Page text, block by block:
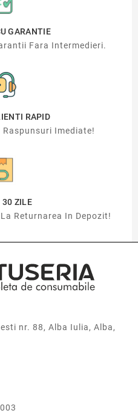
GARANTIE
Fara Intermedieri.
RAPID
Imediate!
30 ZILE
Returnarea In Depozit!
nr. 88, Alba Iulia, Alba,